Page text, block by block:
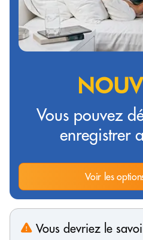
Vous pouvez
enregistrer
Voir les
Vous devriez le